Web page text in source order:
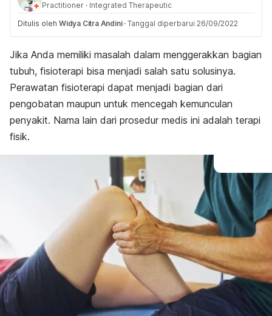
Practitioner · Integrated Therapeutic
Ditulis oleh Widya Citra Andini · Tanggal diperbarui 26/09/2022
Jika Anda memiliki masalah dalam menggerakkan bagian
tubuh, fisioterapi bisa menjadi salah satu solusinya.
Perawatan fisioterapi dapat menjadi bagian dari
pengobatan maupun untuk mencegah kemunculan
penyakit. Nama lain dari prosedur medis ini adalah terapi
fisik.